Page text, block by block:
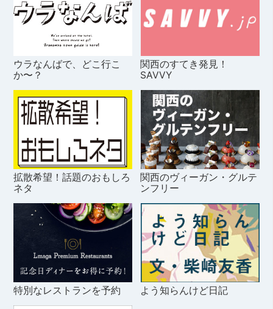
ウラなんばで、どこ行こ
か〜？
関西のすてき発見！
SAVVY
拡散希望！話題のおもしろ
ネタ
関西のヴィーガン・グルテ
ンフリー
特別なレストランを予約 よう知らんけど日記